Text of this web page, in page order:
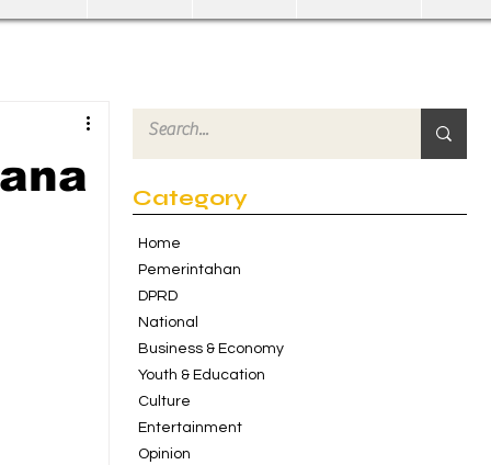
Category
Home
Pemerintahan
DPRD
National
Business & Economy
Youth & Education
Culture
Entertainment
Opinion